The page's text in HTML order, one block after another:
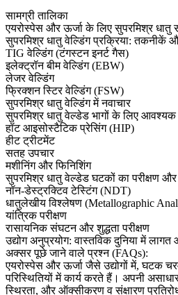
सामग्री तालिका
एयरोस्पेस और ऊर्जा के लिए सुपरमिश्र धातु
सुपरमिश्र धातु वेल्डिंग प्रक्रिया: तकनीकें
TIG वेल्डिंग (टंगस्टन इनर्ट गैस)
इलेक्ट्रॉन बीम वेल्डिंग (EBW)
लेजर वेल्डिंग
फ्रिक्शन स्टिर वेल्डिंग (FSW)
सुपरमिश्र धातु वेल्डिंग में नवाचार
सुपरमिश्र धातु वेल्डेड भागों के लिए
हॉट आइसोस्टैटिक प्रेसिंग (HIP)
हीट ट्रीटमेंट
सतह उपचार
मशीनिंग और फिनिशिंग
सुपरमिश्र धातु वेल्डेड घटकों का परीक्षण और
नॉन-डेस्ट्रक्टिव टेस्टिंग (NDT)
धातुलेखीय विश्लेषण (Metallographic
यांत्रिक परीक्षण
रासायनिक संघटन और शुद्धता परीक्षण
उद्योग अनुप्रयोग: वास्तविक दुनिया में
अक्सर पूछे जाने वाले प्रश्न (FAQs):
एयरोस्पेस औरऊर्जाजैसे उद्योगों में, घटक
परिस्थितियों में कार्य करते हैं। अपनी
स्थिरता, और ऑक्सीकरण व संक्षारण